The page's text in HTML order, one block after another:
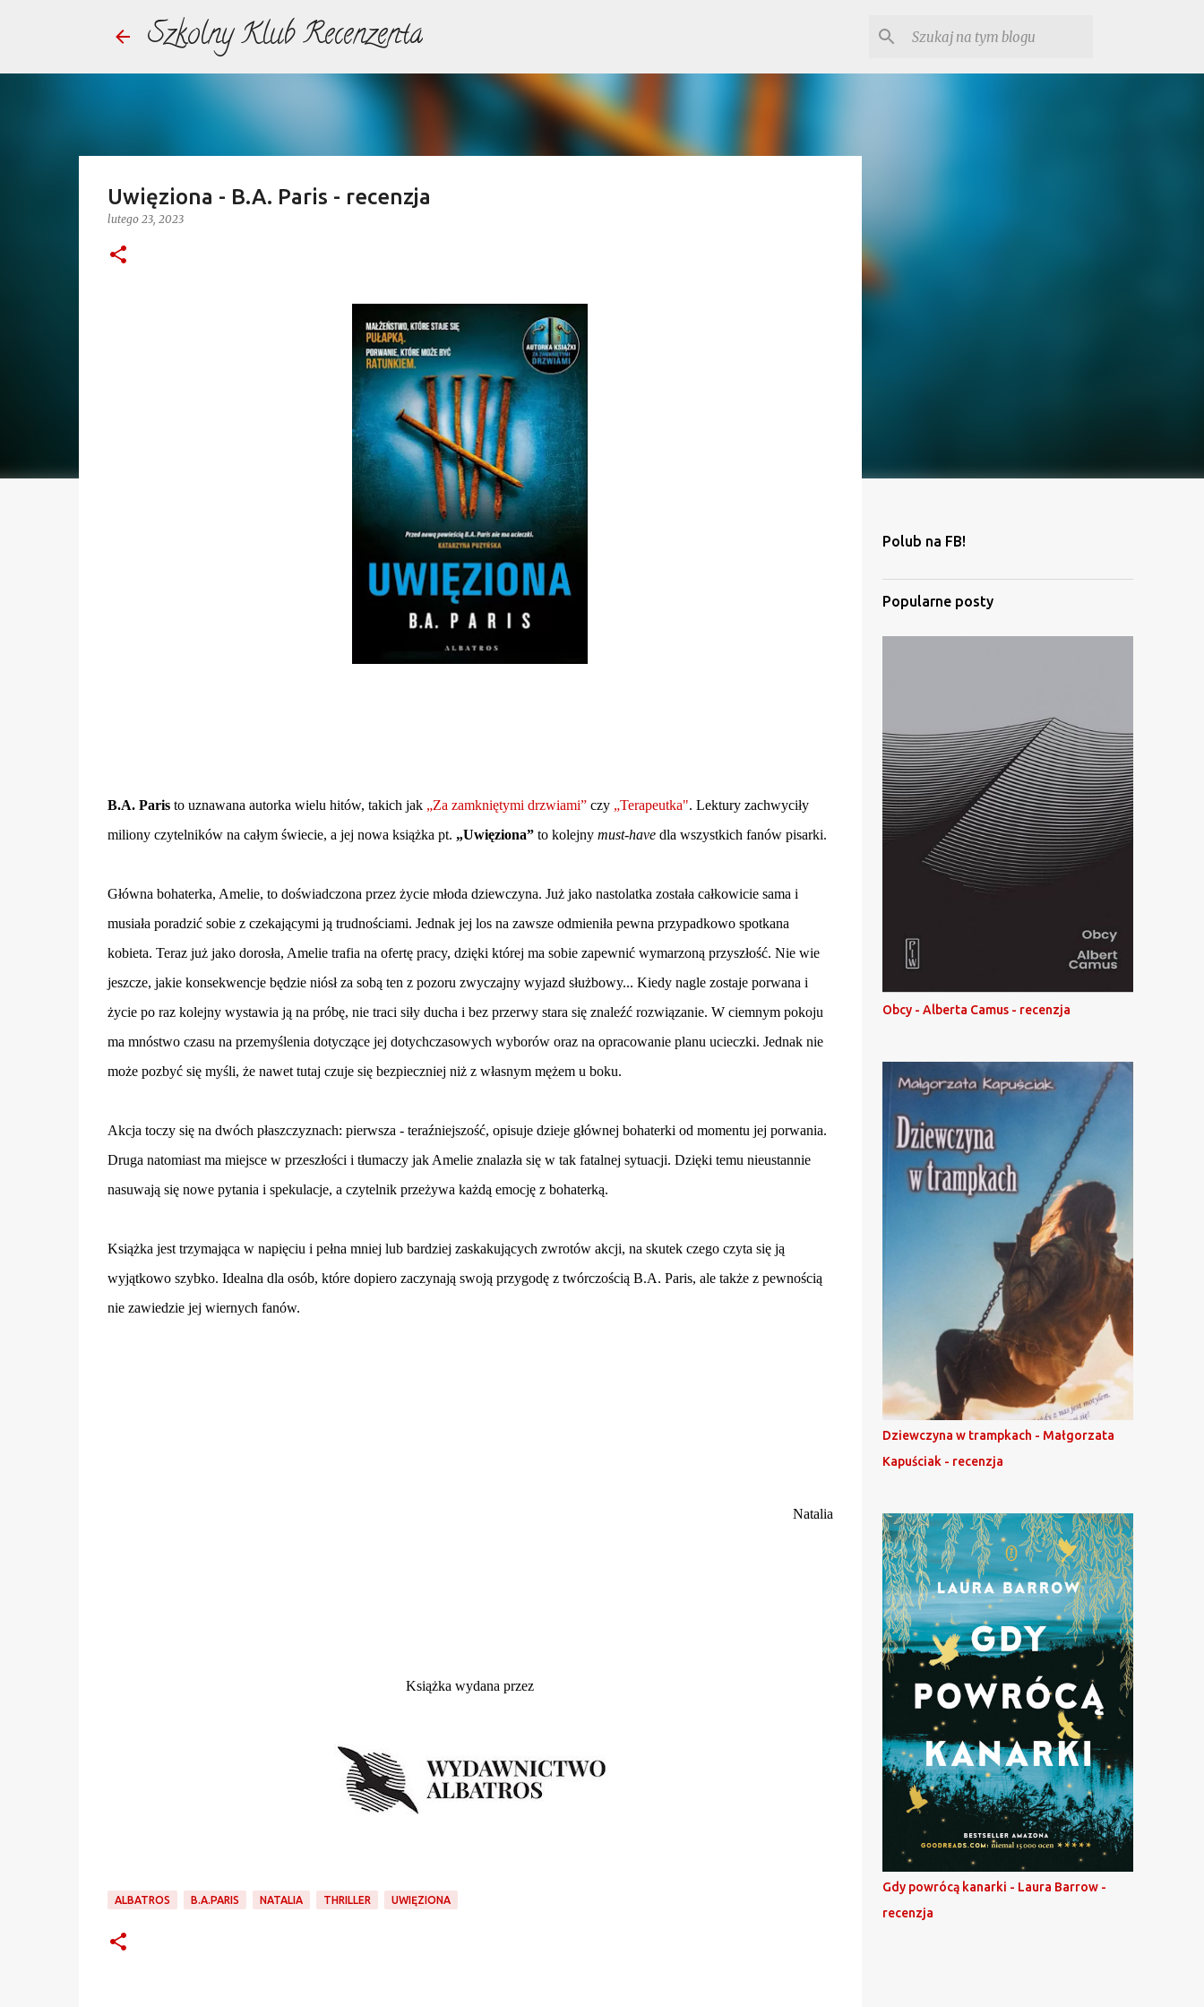
Szkolny Klub Recenzenta
Uwięziona - B.A. Paris - recenzja
lutego 23, 2023
B.A. Paristo uznawana autorka wielu hitów, takich jak „Za zamkniętymi drzwiami”czy „Terapeutka". Lektury zachwyciły
miliony czytelników na całym świecie, a jej nowa książka pt. „Uwięziona”to kolejny must-havedla wszystkich fanów pisarki.
Główna bohaterka, Amelie, to doświadczona przez życie młoda dziewczyna. Już jako nastolatka została całkowicie sama i
musiała poradzić sobie z czekającymi ją trudnościami. Jednak jej los na zawsze odmieniła pewna przypadkowo spotkana
kobieta. Teraz już jako dorosła, Amelie trafia na ofertę pracy, dzięki której ma sobie zapewnić wymarzoną przyszłość. Nie wie
jeszcze, jakie konsekwencje będzie niósł za sobą ten z pozoru zwyczajny wyjazd służbowy... Kiedy nagle zostaje porwana i
życie po raz kolejny wystawia ją na próbę, nie traci siły ducha i bez przerwy stara się znaleźć rozwiązanie. W ciemnym pokoju
ma mnóstwo czasu na przemyślenia dotyczące jej dotychczasowych wyborów oraz na opracowanie planu ucieczki. Jednak nie
może pozbyć się myśli, że nawet tutaj czuje się bezpieczniej niż z własnym mężem u boku.
Akcja toczy się na dwóch płaszczyznach: pierwsza - teraźniejszość, opisuje dzieje głównej bohaterki od momentu jej porwania.
Druga natomiast ma miejsce w przeszłości i tłumaczy jak Amelie znalazła się w tak fatalnej sytuacji. Dzięki temu nieustannie
nasuwają się nowe pytania i spekulacje, a czytelnik przeżywa każdą emocję z bohaterką.
Książka jest trzymająca w napięciu i pełna mniej lub bardziej zaskakujących zwrotów akcji, na skutek czego czyta się ją
wyjątkowo szybko. Idealna dla osób, które dopiero zaczynają swoją przygodę z twórczością B.A. Paris, ale także z pewnością
nie zawiedzie jej wiernych fanów.
Natalia
Książka wydana przez
ALBATROS B.A.PARIS NATALIA THRILLER UWIĘZIONA
Polub na FB!
Popularne posty
Obcy - Alberta Camus - recenzja
Dziewczyna w trampkach - Małgorzata
Kapuściak - recenzja
Gdy powrócą kanarki - Laura Barrow -
recenzja